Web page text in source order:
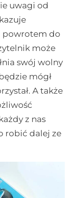
uwagi od
powrotem do
może
swój wolny
mógł
A także
z nas
robić dalej ze